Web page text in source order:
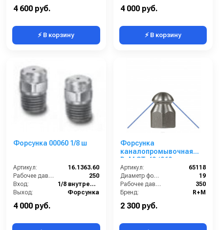
4 600 руб.
⚡ В корзину
4 000 руб.
⚡ В корзину
Форсунка 00060 1/8 ш
Артикул:
16.1363.60
Рабочее давление (бар):
250
Вход:
1/8 внутренняя резьба
Выход:
Форсунка
4 000 руб.
Форсунка
каналопромывочная
R+M ST-49 (060,
1/4&quot;г, бой 3Rх1F)
Артикул:
65118
Диаметр форсунки (мм):
19
Рабочее давление (бар):
350
Бренд:
R+M
Вращения форсунки:
2 300 руб.